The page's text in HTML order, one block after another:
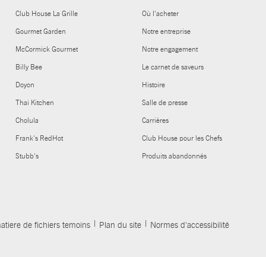
Club House La Grille
Gourmet Garden
McCormick Gourmet
Billy Bee
Doyon
Thai Kitchen
Cholula
Frank's RedHot
Stubb's
Où l'acheter
Notre entreprise
Notre engagement
Le carnet de saveurs
Histoire
Salle de presse
Carrières
Club House pour les Chefs
Produits abandonnés
de fichiers temoins Plan du site Normes d'accessibilité